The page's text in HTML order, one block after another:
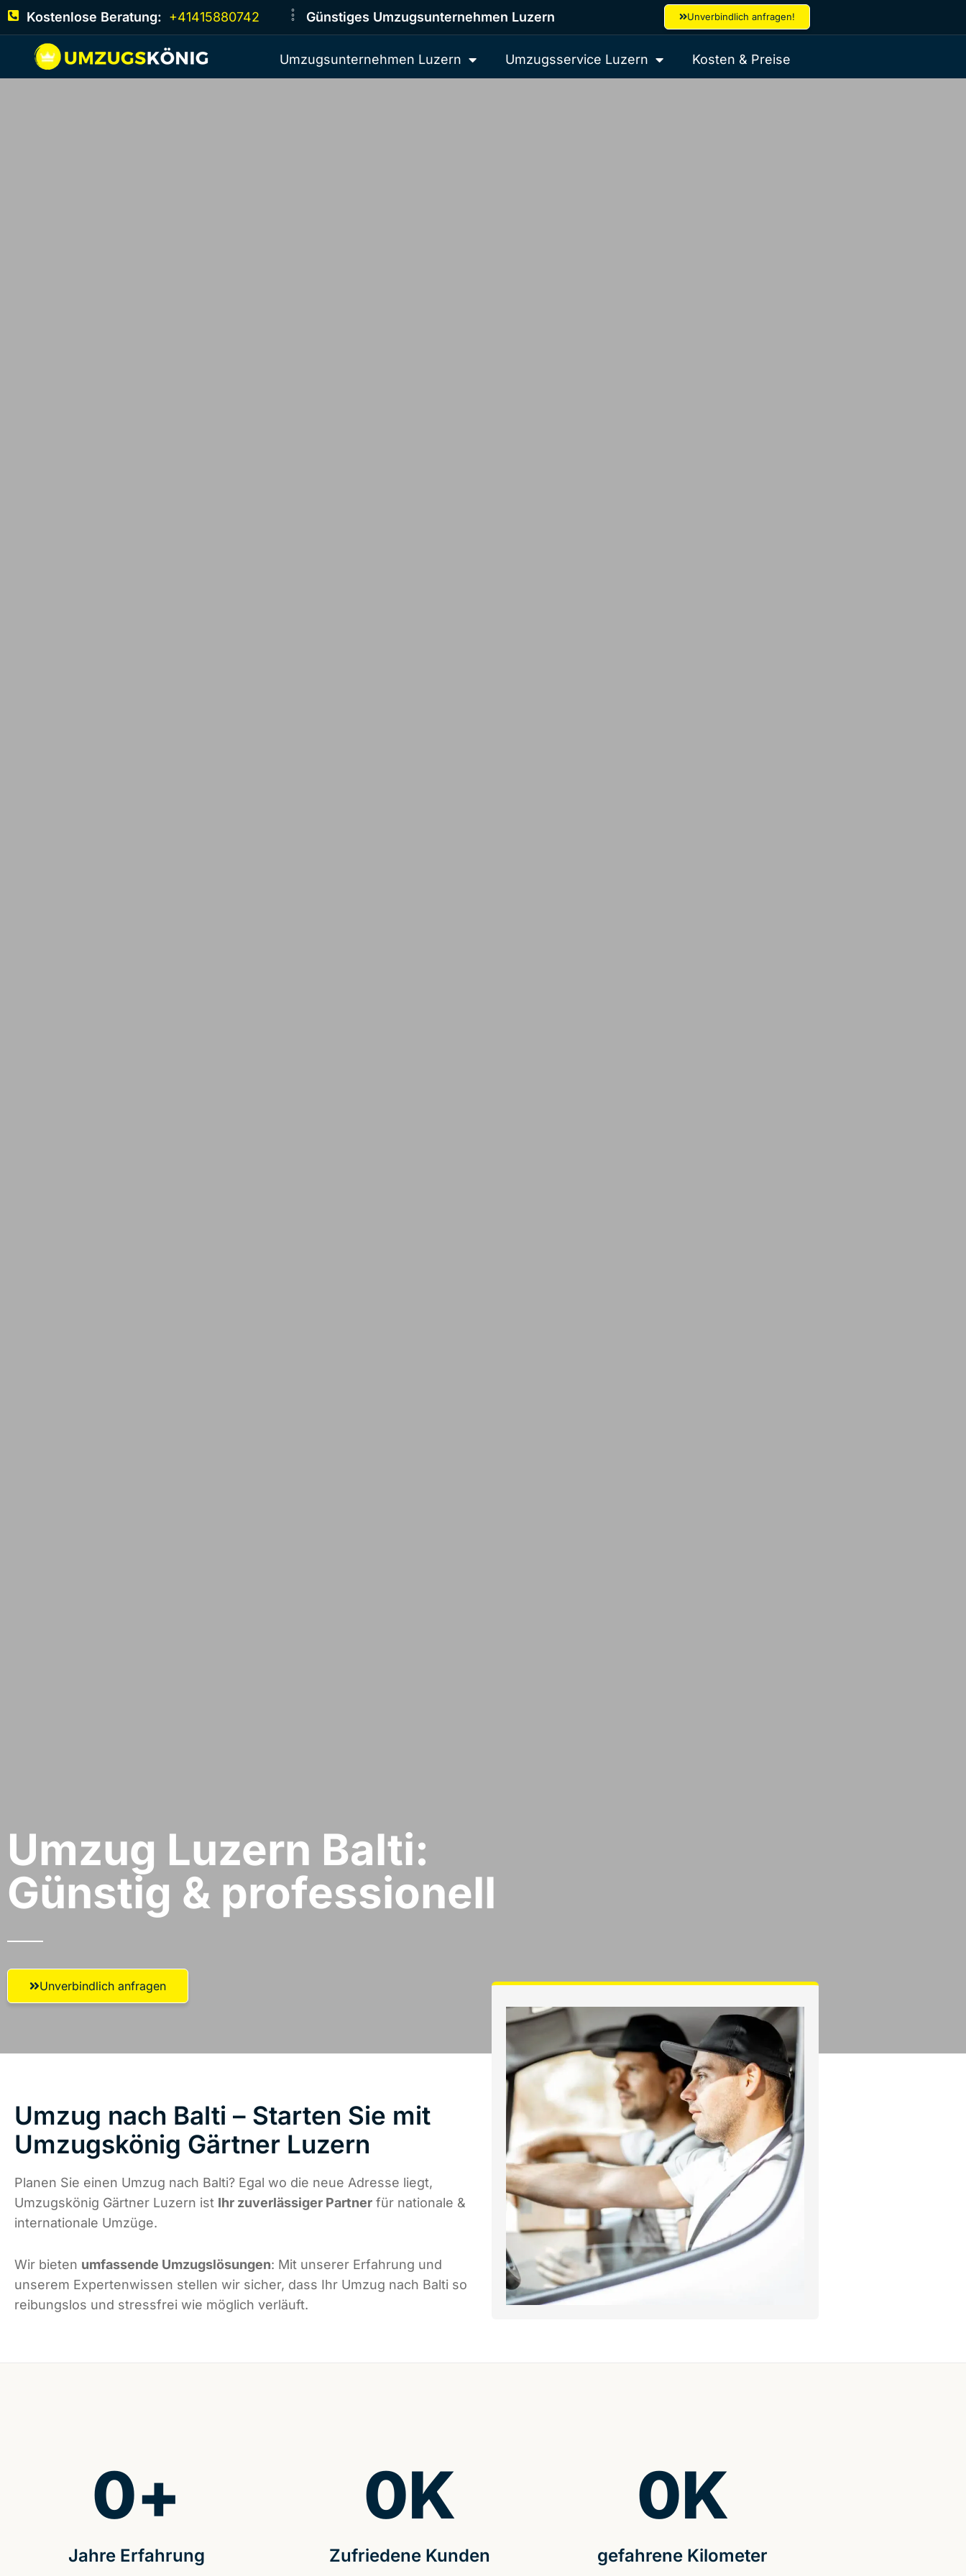
Kostenlose Beratung: +41415880742 Günstiges Umzugsunternehmen Luzern Unverbindlich anfragen!
Umzugsunternehmen Luzern Umzugsservice Luzern Kosten & Preise
Umzug Luzern​ Balti:
Günstig & professionell​
Unverbindlich anfragen
Umzug nach Balti – Starten Sie mit
Umzugskönig Gärtner Luzern
Planen Sie einen Umzug nach Balti? Egal wo die neue Adresse liegt,
Umzugskönig Gärtner Luzern ist Ihr zuverlässiger Partner für nationale &
internationale Umzüge.
Wir bieten umfassende Umzugslösungen: Mit unserer Erfahrung und
unserem Expertenwissen stellen wir sicher, dass Ihr Umzug nach Balti so
reibungslos und stressfrei wie möglich verläuft.
Jahre Erfahrung
0+
Zufriedene Kunden
0K
gefahrene Kilometer
0K